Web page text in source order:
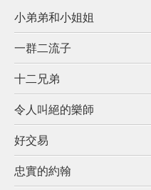
小弟弟和小姐姐
一群二流子
十二兄弟
令人叫絕的樂師
好交易
忠實的約翰